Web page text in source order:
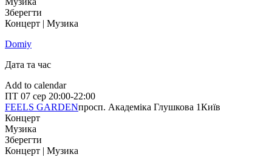
Зберегти
Концерт | Музика
Domiy
Дата та час
Add to calendar
ПТ 07 сер 20:00-22:00
FEELS GARDENпросп. Академіка Глушкова 1Київ
Концерт
Музика
Зберегти
Концерт | Музика